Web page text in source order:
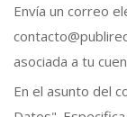
Envía un correo
asociada a tu
En el asunto del